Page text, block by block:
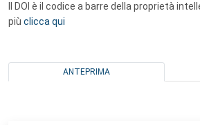
Il DOI è il codice a barre della proprietà
più clicca qui
ANTEPRIMA